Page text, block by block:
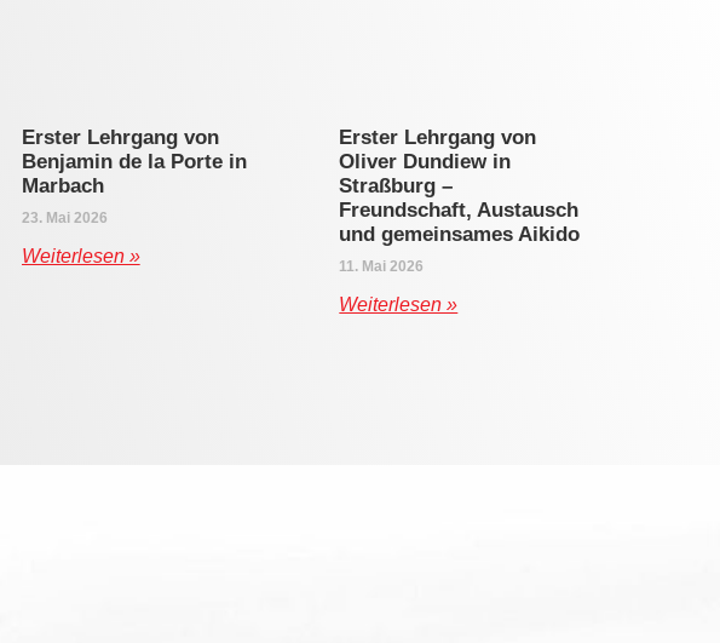
Erster Lehrgang von
Benjamin de la Porte in
Marbach
23. Mai 2026
Weiterlesen »
Erster Lehrgang von
Oliver Dundiew in
Straßburg –
Freundschaft, Austausch
und gemeinsames Aikido
11. Mai 2026
Weiterlesen »